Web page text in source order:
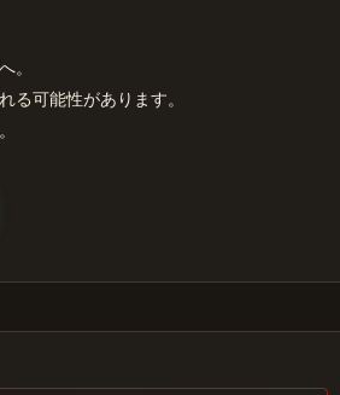
。
る可能性があります。